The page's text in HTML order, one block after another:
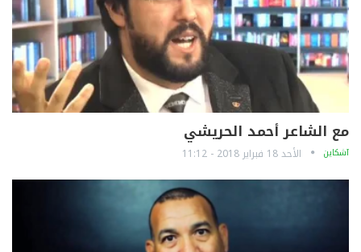
مع الشاعر أحمد الحريشي
آشكاين الأحد 18 فبراير 2018 - 11:12